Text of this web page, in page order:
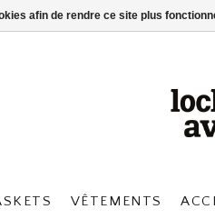
VÊTEMENTS
afin de rendre ce site plus